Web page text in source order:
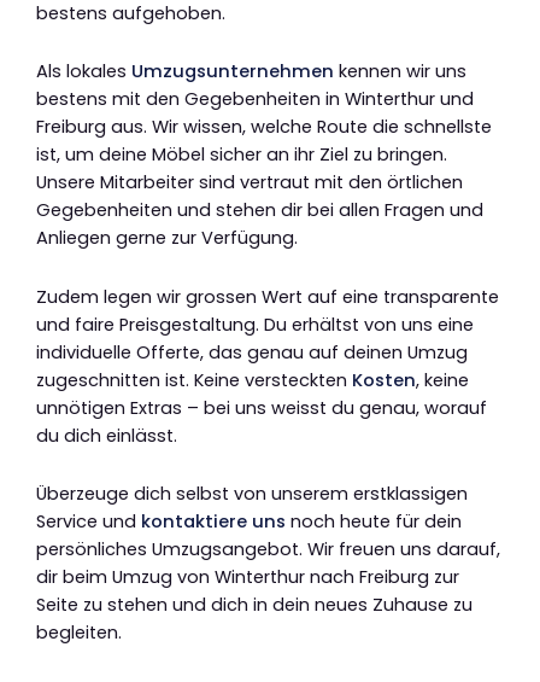
bestens aufgehoben.
Als lokales Umzugsunternehmen kennen wir uns
bestens mit den Gegebenheiten in Winterthur und
Freiburg aus. Wir wissen, welche Route die schnellste
ist, um deine Möbel sicher an ihr Ziel zu bringen.
Unsere Mitarbeiter sind vertraut mit den örtlichen
Gegebenheiten und stehen dir bei allen Fragen und
Anliegen gerne zur Verfügung.
Zudem legen wir grossen Wert auf eine transparente
und faire Preisgestaltung. Du erhältst von uns eine
individuelle Offerte, das genau auf deinen Umzug
zugeschnitten ist. Keine versteckten Kosten, keine
unnötigen Extras – bei uns weisst du genau, worauf
du dich einlässt.
Überzeuge dich selbst von unserem erstklassigen
Service und kontaktiere uns noch heute für dein
persönliches Umzugsangebot. Wir freuen uns darauf,
dir beim Umzug von Winterthur nach Freiburg zur
Seite zu stehen und dich in dein neues Zuhause zu
begleiten.